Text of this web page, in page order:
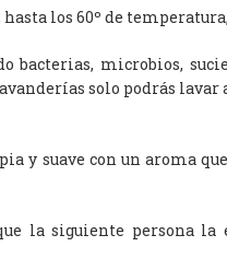
los 60º de
microbios,
solo podrás lavar
y suave con un aroma
la siguiente persona la